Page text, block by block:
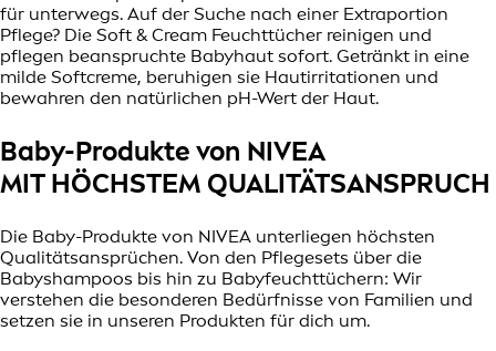
für unterwegs. Auf der Suche nach einer Extraportion
Pflege? Die Soft & Cream Feuchttücher reinigen und
pflegen beanspruchte Babyhaut sofort. Getränkt in eine
milde Softcreme, beruhigen sie Hautirritationen und
bewahren den natürlichen pH-Wert der Haut.
Baby-Produkte von NIVEA
MIT HÖCHSTEM QUALITÄTSANSPRUCH
Die Baby-Produkte von NIVEA unterliegen höchsten
Qualitätsansprüchen. Von den Pflegesets über die
Babyshampoos bis hin zu Babyfeuchttüchern: Wir
verstehen die besonderen Bedürfnisse von Familien und
setzen sie in unseren Produkten für dich um.